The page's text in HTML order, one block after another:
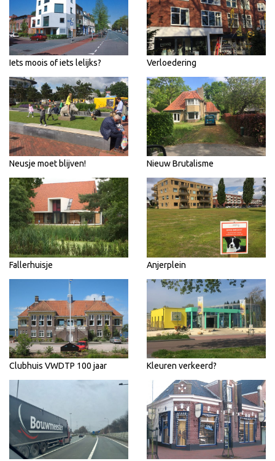
Iets moois of iets lelijks? Verloedering
Neusje moet blijven! Nieuw Brutalisme
Fallerhuisje Anjerplein
Clubhuis VWDTP 100 jaar Kleuren verkeerd?